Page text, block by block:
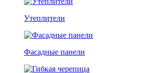
Утеплители
Фасадные панели